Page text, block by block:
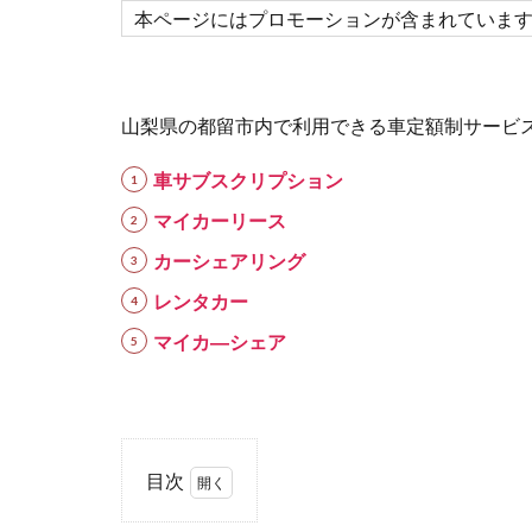
本ページにはプロモーションが含まれています
山梨県の都留市内で利用できる車定額制サービ
車サブスクリプション
マイカーリース
カーシェアリング
レンタカー
マイカ―シェア
目次